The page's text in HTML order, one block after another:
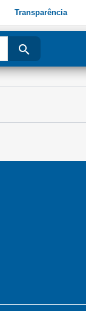
Transparência
search